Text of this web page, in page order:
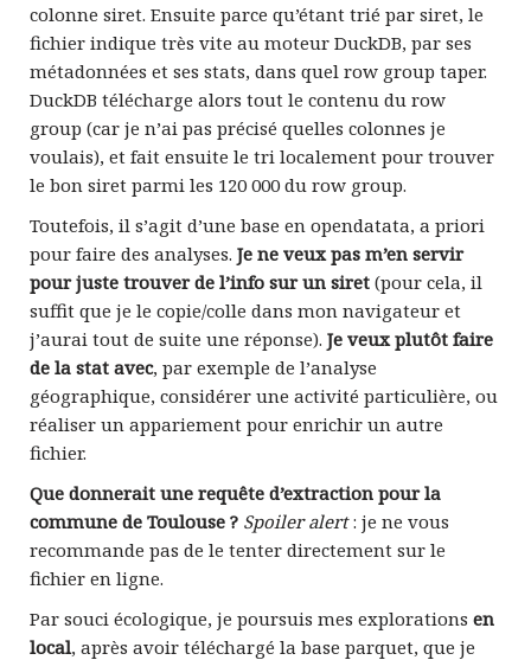
colonne siret. Ensuite parce qu’étant trié par siret, le
fichier indique très vite au moteur DuckDB, par ses
métadonnées et ses stats, dans quel row group taper.
DuckDB télécharge alors tout le contenu du row
group (car je n’ai pas précisé quelles colonnes je
voulais), et fait ensuite le tri localement pour trouver
le bon siret parmi les 120 000 du row group.
Toutefois, il s’agit d’une base en opendatata, a priori
pour faire des analyses. Je ne veux pas m’en servir
pour juste trouver de l’info sur un siret (pour cela, il
suffit que je le copie/colle dans mon navigateur et
j’aurai tout de suite une réponse). Je veux plutôt faire
de la stat avec, par exemple de l’analyse
géographique, considérer une activité particulière, ou
réaliser un appariement pour enrichir un autre
fichier.
Que donnerait une requête d’extraction pour la
commune de Toulouse ? Spoiler alert: je ne vous
recommande pas de le tenter directement sur le
fichier en ligne.
Par souci écologique, je poursuis mes explorations en
local, après avoir téléchargé la base parquet, que je